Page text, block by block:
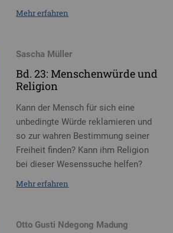
Mehr erfahren
Sascha Müller
Bd. 23: Menschenwürde und
Religion
Kann der Mensch für sich eine
unbedingte Würde reklamieren und
so zur wahren Bestimmung seiner
Freiheit finden? Kann ihm Religion
bei dieser Wesenssuche helfen?
Mehr erfahren
Otto Gusti Ndegong Madung